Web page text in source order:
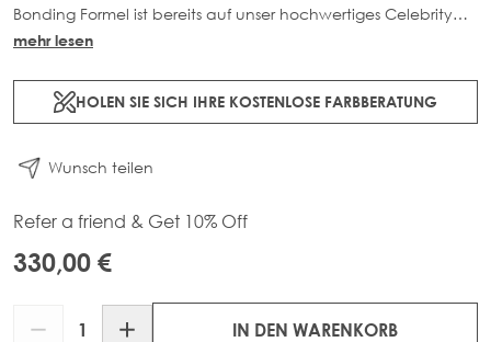
Bonding Formel ist bereits auf unser hochwertiges Celebrity
Choice® Haar aus 100% Remy-Echthaar aufgetragen. Unsere
dennoch schonend zum Haar. Erhältlich in Längen von 40cm
bis 60cm und in einer Auswahl wunderschöner,
Remy-Echthaar, 1g pro Strähne.
mehr lesen
HOLEN SIE SICH IHRE KOSTENLOSE FARBBERATUNG
Wunsch teilen
Refer a friend & Get 10% Off
330,00 €
IN DEN WARENKORB